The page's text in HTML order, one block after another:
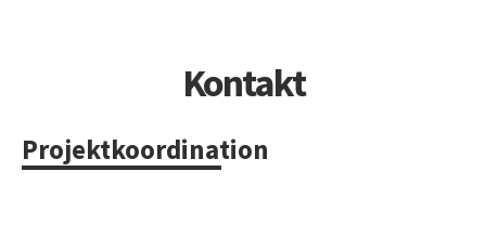
Kontakt
Projektkoordination